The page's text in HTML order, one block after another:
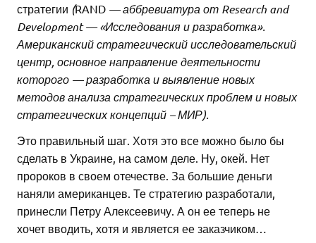
стратегии (RAND — аббревиатура от Research and
Development — «Исследования и разработка».
Американский стратегический исследовательский
центр, основное направление деятельности
которого — разработка и выявление новых
методов анализа стратегических проблем и новых
стратегических концепций – МИР).
Это правильный шаг. Хотя это все можно было бы
сделать в Украине, на самом деле. Ну, окей. Нет
пророков в своем отечестве. За большие деньги
наняли американцев. Те стратегию разработали,
принесли Петру Алексеевичу. А он ее теперь не
хочет вводить, хотя и является ее заказчиком…